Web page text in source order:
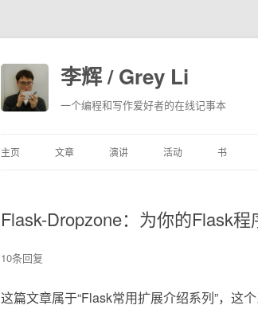
李辉 / Grey Li
一个编程和写作爱好者的在线记事本
主页 文章 演讲 活动 书
Flask-Dropzone：为你的Flask
10条回复
这篇文章属于“Flask常用扩展介绍系列”，这